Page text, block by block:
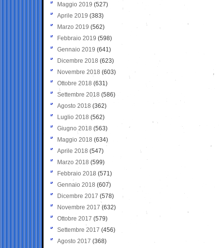
Maggio 2019 (527)
Aprile 2019 (383)
Marzo 2019 (562)
Febbraio 2019 (598)
Gennaio 2019 (641)
Dicembre 2018 (623)
Novembre 2018 (603)
Ottobre 2018 (631)
Settembre 2018 (586)
Agosto 2018 (362)
Luglio 2018 (562)
Giugno 2018 (563)
Maggio 2018 (634)
Aprile 2018 (547)
Marzo 2018 (599)
Febbraio 2018 (571)
Gennaio 2018 (607)
Dicembre 2017 (578)
Novembre 2017 (632)
Ottobre 2017 (579)
Settembre 2017 (456)
Agosto 2017 (368)